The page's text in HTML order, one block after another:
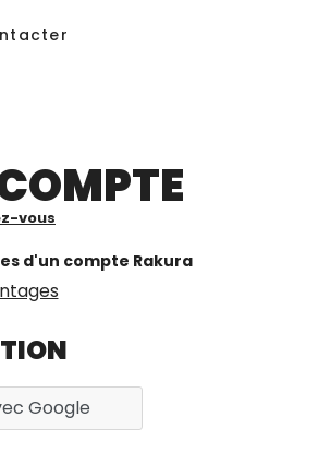
vous
d'un compte Rakura
Google